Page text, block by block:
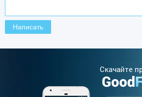
Cкачайте